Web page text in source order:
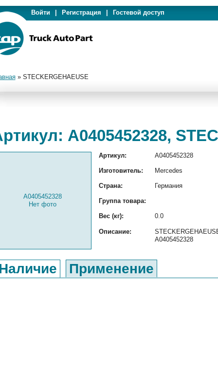
Войти Регистрация Гостевой доступ
» STECKERGEHAEUSE
A0405452328,
A0405452328
Нет фото
Артикул: A0405452328
Изготовитель: Mercedes
Страна: Германия
Группа товара:
Вес (кг): 0.0
Описание:
A0405452328
Применение